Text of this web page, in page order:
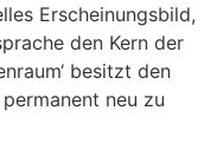
Erscheinungsbild,
den Kern der
besitzt den
neu zu